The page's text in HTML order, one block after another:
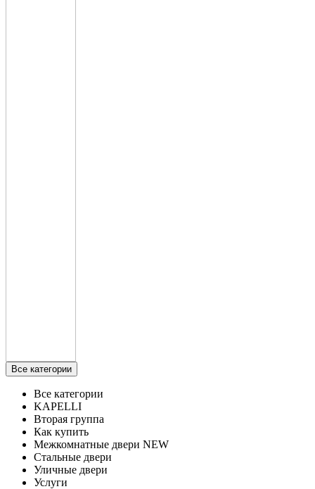
Все категории
Все категории
KAPELLI
Вторая группа
Как купить
Межкомнатные двери NEW
Стальные двери
Уличные двери
Услуги